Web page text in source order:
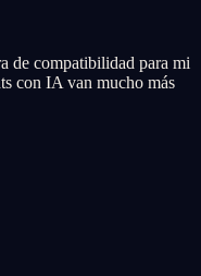
de compatibilidad para mi
con IA van mucho más